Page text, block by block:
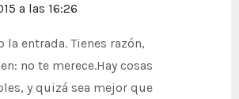
a las 16:26
la entrada. Tienes razón,
no te merece.Hay cosas
y quizá sea mejor que